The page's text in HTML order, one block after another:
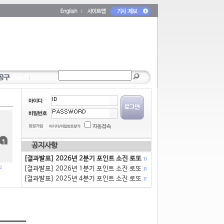
2
공지사항
[결과발표] 2026년 2분기 포인트 소진 로또 13
[결과발표] 2026년 1분기 포인트 소진 로또 15
[결과발표] 2025년 4분기 포인트 소진 로또 17